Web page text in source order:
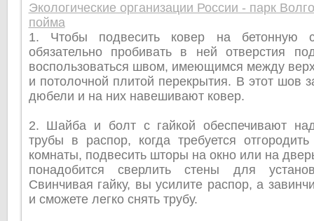
Экологические организации России - парк
пойма
1. Чтобы подвесить ковер на бетонную
обязательно пробивать в ней отверстия
воспользоваться швом, имеющимся между
и потолочной плитой перекрытия. В этот шов
дюбели и на них навешивают ковер.
2. Шайба и болт с гайкой обеспечивают
трубы в распор, когда требуется отгородить
комнаты, подвесить шторы на окно или на
понадобится сверлить стены для
Свинчивая гайку, вы усилите распор, а
и сможете легко снять трубу.